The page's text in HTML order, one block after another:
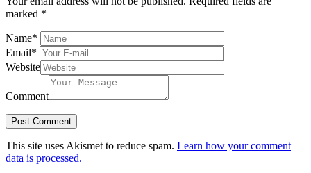
marked *
Name*
Email*
Website
Comment
This site uses Akismet to reduce spam. Learn how your comment
data is processed.